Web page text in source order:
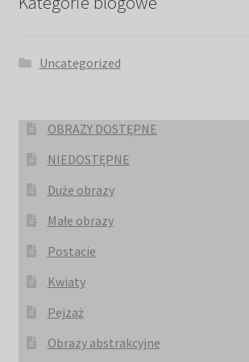
Uncategorized
OBRAZY DOSTĘPNE
NIEDOSTĘPNE
Duże obrazy
Małe obrazy
Postacie
Kwiaty
Pejzaż
Obrazy abstrakcyjne